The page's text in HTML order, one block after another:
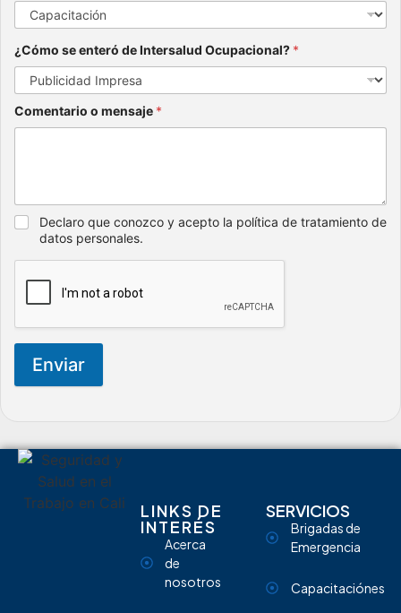
¿Cómo se enteró de Intersalud Ocupacional? *
Comentario o mensaje *
Declaro que conozco y acepto la política de tratamiento de
datos personales.
Enviar
LINKS DE
INTERÉS
Acerca
de
nosotros
SERVICIOS
Brigadas de
Emergencia
Capacitaciónes